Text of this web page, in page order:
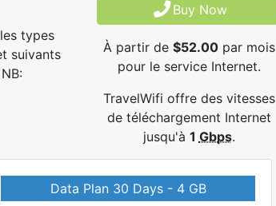
types
suivants
Buy Now
À partir de $52.00par mois
pour le service Internet.
TravelWifi offre des vitesses
de téléchargement Internet
jusqu'à 1 Gbps.
Data Plan 30 Days - 4 GB